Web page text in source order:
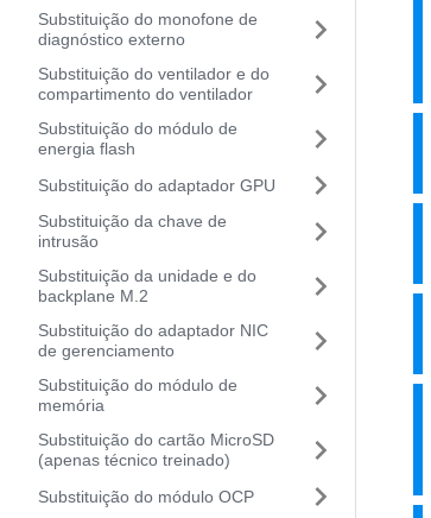
Substituição do monofone de
diagnóstico externo
Substituição do ventilador e do
compartimento do ventilador
Substituição do módulo de
energia flash
Substituição do adaptador GPU
Substituição da chave de
intrusão
Substituição da unidade e do
backplane M.2
Substituição do adaptador NIC
de gerenciamento
Substituição do módulo de
memória
Substituição do cartão MicroSD
(apenas técnico treinado)
Substituição do módulo OCP